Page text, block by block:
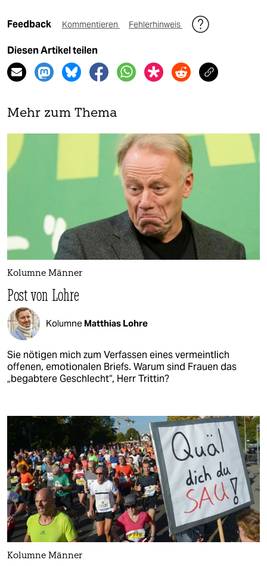
Feedback Kommentieren Fehlerhinweis
Diesen Artikel teilen
Mehr zum Thema
Kolumne Männer
Post von Lohre
Kolumne Matthias Lohre
Sie nötigen mich zum Verfassen eines vermeintlich
offenen, emotionalen Briefs. Warum sind Frauen das
„begabtere Geschlecht“, Herr Trittin?
Kolumne Männer